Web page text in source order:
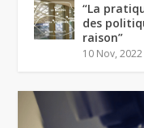
“La
des
raison”
10 Nov, 2022